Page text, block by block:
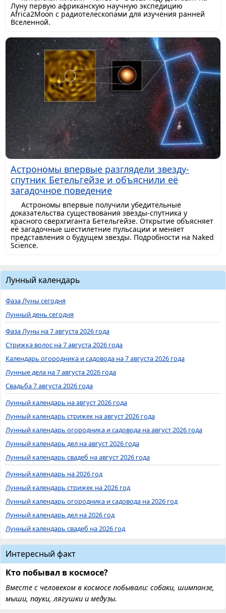
Луну первую африканскую научную экспедицию
Africa2Moon с радиотелескопами для изучения ранней
Вселенной.
Астрономы впервые разглядели звезду-
спутник Бетельгейзе и объяснили её
загадочное поведение
Астрономы впервые получили убедительные
доказательства существования звезды-спутника у
красного сверхгиганта Бетельгейзе. Открытие объясняет
её загадочные шестилетние пульсации и меняет
представления о будущем звезды. Подробности на Naked
Science.
Лунный календарь
Фаза Луны сегодня
Лунный день сегодня
Фаза Луны на 7 августа 2026 года
Стрижка волос на 7 августа 2026 года
Календарь огородника и садовода на 7 августа 2026 года
Лунные дела на 7 августа 2026 года
Свадьба 7 августа 2026 года
Лунный календарь на август 2026 года
Лунный календарь стрижек на август 2026 года
Лунный календарь огородника и садовода на август 2026 года
Лунный календарь дел на август 2026 года
Лунный календарь свадеб на август 2026 года
Лунный календарь на 2026 год
Лунный календарь стрижек на 2026 год
Лунный календарь огородника и садовода на 2026 год
Лунный календарь дел на 2026 год
Лунный календарь свадеб на 2026 год
Интересный факт
Кто побывал в космосе?
Вместе с человеком в космосе побывали: собаки, шимпанзе,
мыши, пауки, лягушки и медузы.